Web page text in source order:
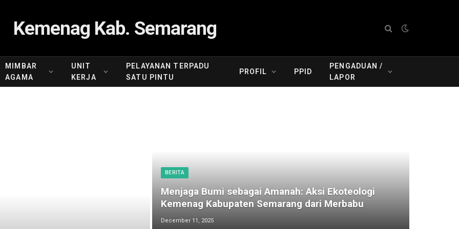
Kemenag Kab. Semarang
MIMBAR
AGAMA
UNIT
KERJA
PELAYANAN TERPADU
SATU PINTU
PROFIL PPID
PENGADUAN /
LAPOR
BERITA
Menjaga Bumi sebagai Amanah: Aksi Ekoteologi
Kemenag Kabupaten Semarang dari Merbabu
December 11, 2025